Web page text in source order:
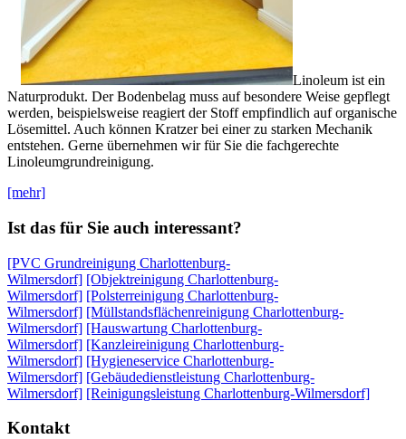
Linoleum ist ein
Naturprodukt. Der Bodenbelag muss auf besondere Weise gepflegt
werden, beispielsweise reagiert der Stoff empfindlich auf organische
Lösemittel. Auch können Kratzer bei einer zu starken Mechanik
entstehen. Gerne übernehmen wir für Sie die fachgerechte
Linoleumgrundreinigung.
[mehr]
Ist das für Sie auch interessant?
[PVC Grundreinigung Charlottenburg-
Wilmersdorf] [Objektreinigung Charlottenburg-
Wilmersdorf] [Polsterreinigung Charlottenburg-
Wilmersdorf] [Müllstandsflächenreinigung Charlottenburg-
Wilmersdorf] [Hauswartung Charlottenburg-
Wilmersdorf] [Kanzleireinigung Charlottenburg-
Wilmersdorf] [Hygieneservice Charlottenburg-
Wilmersdorf] [Gebäudedienstleistung Charlottenburg-
Wilmersdorf] [Reinigungsleistung Charlottenburg-Wilmersdorf]
Kontakt